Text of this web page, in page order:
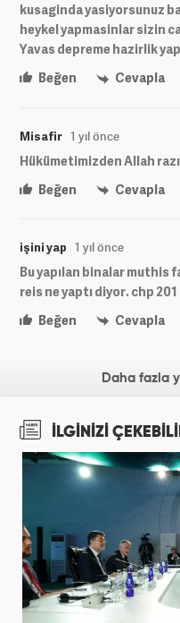
kusaginda yasiyorsunuz
heykel yapmasinlar sizin
Yavas depreme hazirlik
Beğen
Cevapla
Misafir 1 yıl önce
Hükümetimizden Allah
Beğen
Cevapla
işini yap 1 yıl önce
Bu yapılan binalar muthis
reis ne yaptı diyor. chp
Beğen
Cevapla
Daha fazla
İLGİNİZİ